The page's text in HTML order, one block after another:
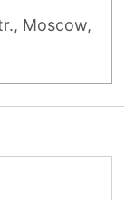
Moscow,